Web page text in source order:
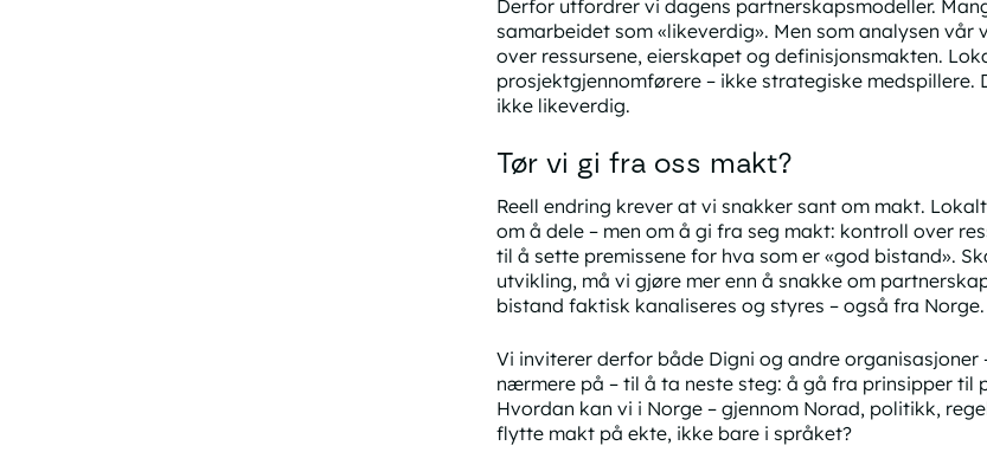
Derfor utfordrer vi dagens partnerskapsmodeller.
samarbeidet som «likeverdig». Men som analysen vår
over ressursene, eierskapet og definisjonsmakten.
prosjektgjennomførere – ikke strategiske
ikke likeverdig.
Tør vi gi fra oss makt?
Reell endring krever at vi snakker sant om makt.
om å dele – men om å gi fra seg makt: kontroll over
til å sette premissene for hva som er «god bistand».
utvikling, må vi gjøre mer enn å snakke om
bistand faktisk kanaliseres og styres – også fra Norge.
Vi inviterer derfor både Digni og andre
nærmere på – til å ta neste steg: å gå fra prinsipper til
Hvordan kan vi i Norge – gjennom Norad, politikk,
flytte makt på ekte, ikke bare i språket?